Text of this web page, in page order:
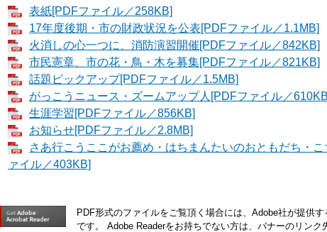
表紙[PDFファイル／258KB]
17年度後期・市の財政状況を公表[PDFファイル／1.1MB]
火消しの心一つに、消防演習開催[PDFファイル／842KB]
市民憲章、市の花・鳥・木を募集[PDFファイル／821KB]
話題ピックアップ[PDFファイル／1.5MB]
がっこうニュース・ズームアップ人[PDFファイル／
生涯学習[PDFファイル／856KB]
お知らせ[PDFファイル／2.8MB]
さあ行こうここがお薦め・はちまんたいのおともだち・
ァイル／403KB]
PDF形式のファイルをご覧頂く場合には、Adobe社が提供
です。
Adobe Readerをお持ちでない方は、バナーのリンク